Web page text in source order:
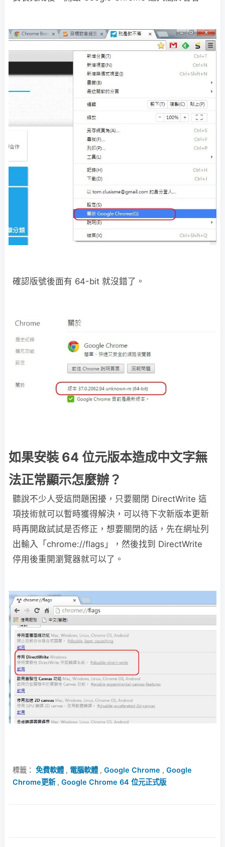
確認版號後面有 64-bit 就沒錯了。
如果安裝 64 位元版本造成中文字無
法正常顯示怎麼辦？
聽說不少人受這問題困擾，只要關閉 DirectWrite 這
項技術就可以暫時獲得解決，可以待下次新版本更新
時再開啟試試是否修正，想要關閉的話，先在網址列
出輸入「chrome://flags」，然後找到 DirectWrite
停用後重開瀏覽器就可以了。
標籤： 免費軟體, 電腦軟體, Google Chrome , Google
Chrome更新, Google Chrome 64 位元正式版